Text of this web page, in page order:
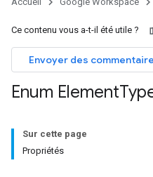
Ce contenu vous a-t-il été utile ?
Envoyer des
Enum Element
Sur cette page
Propriétés